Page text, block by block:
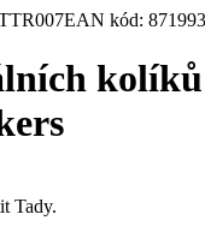
EAN kód:
Tady.